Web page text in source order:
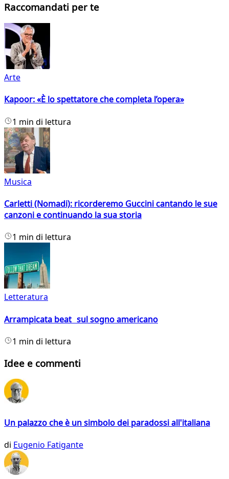
Raccomandati per te
Arte
Kapoor: «È lo spettatore che completa l’opera»
1 min di lettura
Musica
Carletti (Nomadi): ricorderemo Guccini cantando le sue
canzoni e continuando la sua storia
1 min di lettura
Letteratura
Arrampicata beat sul sogno americano
1 min di lettura
Idee e commenti
Un palazzo che è un simbolo dei paradossi all'italiana
di Eugenio Fatigante